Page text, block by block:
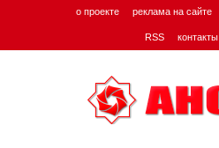
о проекте реклама на сайте
RSS контакты